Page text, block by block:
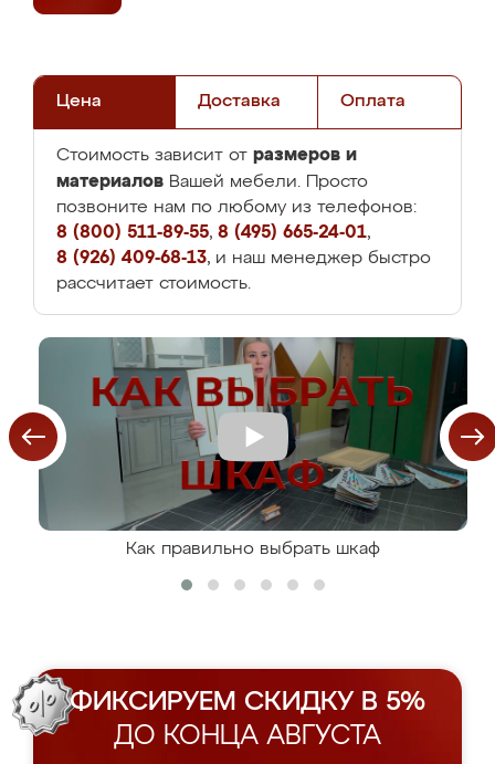
Цена Доставка Оплата
Стоимость зависит от размеров и
материалов Вашей мебели. Просто
позвоните нам по любому из телефонов:
8 (800) 511-89-55, 8 (495) 665-24-01,
8 (926) 409-68-13, и наш менеджер быстро
рассчитает стоимость.
Как правильно выбрать шкаф
ФИКСИРУЕМ СКИДКУ В 5%
ДО КОНЦА АВГУСТА